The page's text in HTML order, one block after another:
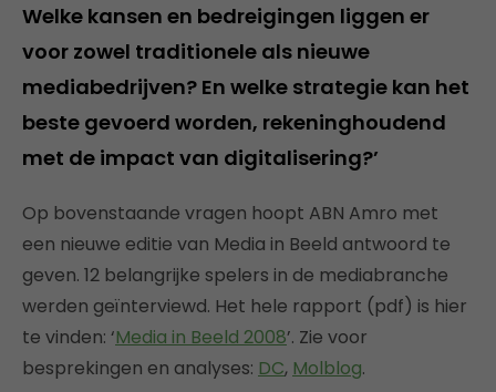
Welke kansen en bedreigingen liggen er
voor zowel traditionele als nieuwe
mediabedrijven? En welke strategie kan het
beste gevoerd worden, rekeninghoudend
met de impact van digitalisering?’
Op bovenstaande vragen hoopt ABN Amro met
een nieuwe editie van Media in Beeld antwoord te
geven. 12 belangrijke spelers in de mediabranche
werden geïnterviewd. Het hele rapport (pdf) is hier
te vinden: ‘Media in Beeld 2008’. Zie voor
besprekingen en analyses: DC, Molblog.